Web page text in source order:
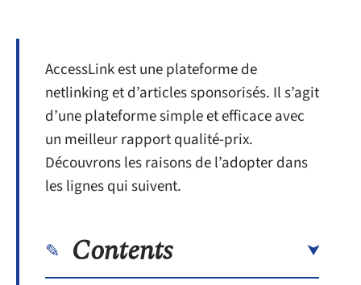
AccessLink est une plateforme de
netlinking et d’articles sponsorisés. Il s’agit
d’une plateforme simple et efficace avec
un meilleur rapport qualité-prix.
Découvrons les raisons de l’adopter dans
les lignes qui suivent.
Contents